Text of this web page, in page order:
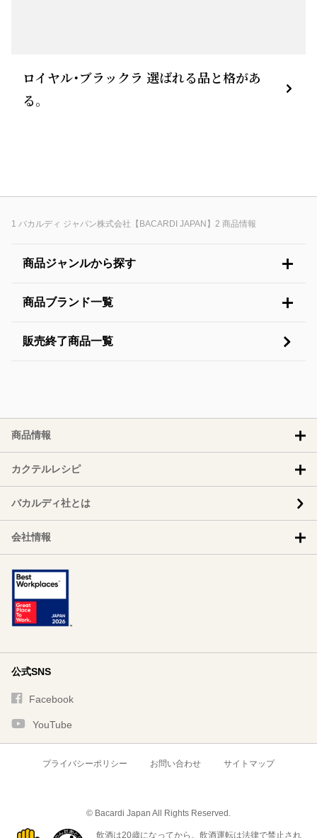
ロイヤル・ブラックラ 選ばれる品と格があ
る。
バカルディ ジャパン株式会社【BACARDI JAPAN】 商品情報
商品ジャンルから探す
商品ブランド一覧
販売終了商品一覧
商品情報
カクテルレシピ
バカルディ社とは
会社情報
公式SNS
Facebook
YouTube
プライバシーポリシー お問い合わせ サイトマップ
© Bacardi Japan All Rights Reserved.
飲酒は20歳になってから。飲酒運転は法律で禁止され